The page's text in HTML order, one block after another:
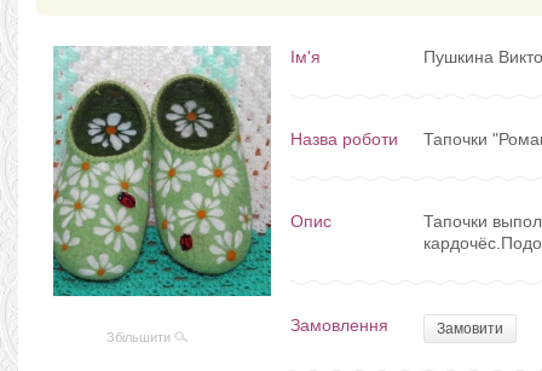
Збільшити
Ім'я Пушкина
Назва роботи Тапочки
Опис
Тапочки
Замовлення Замовити